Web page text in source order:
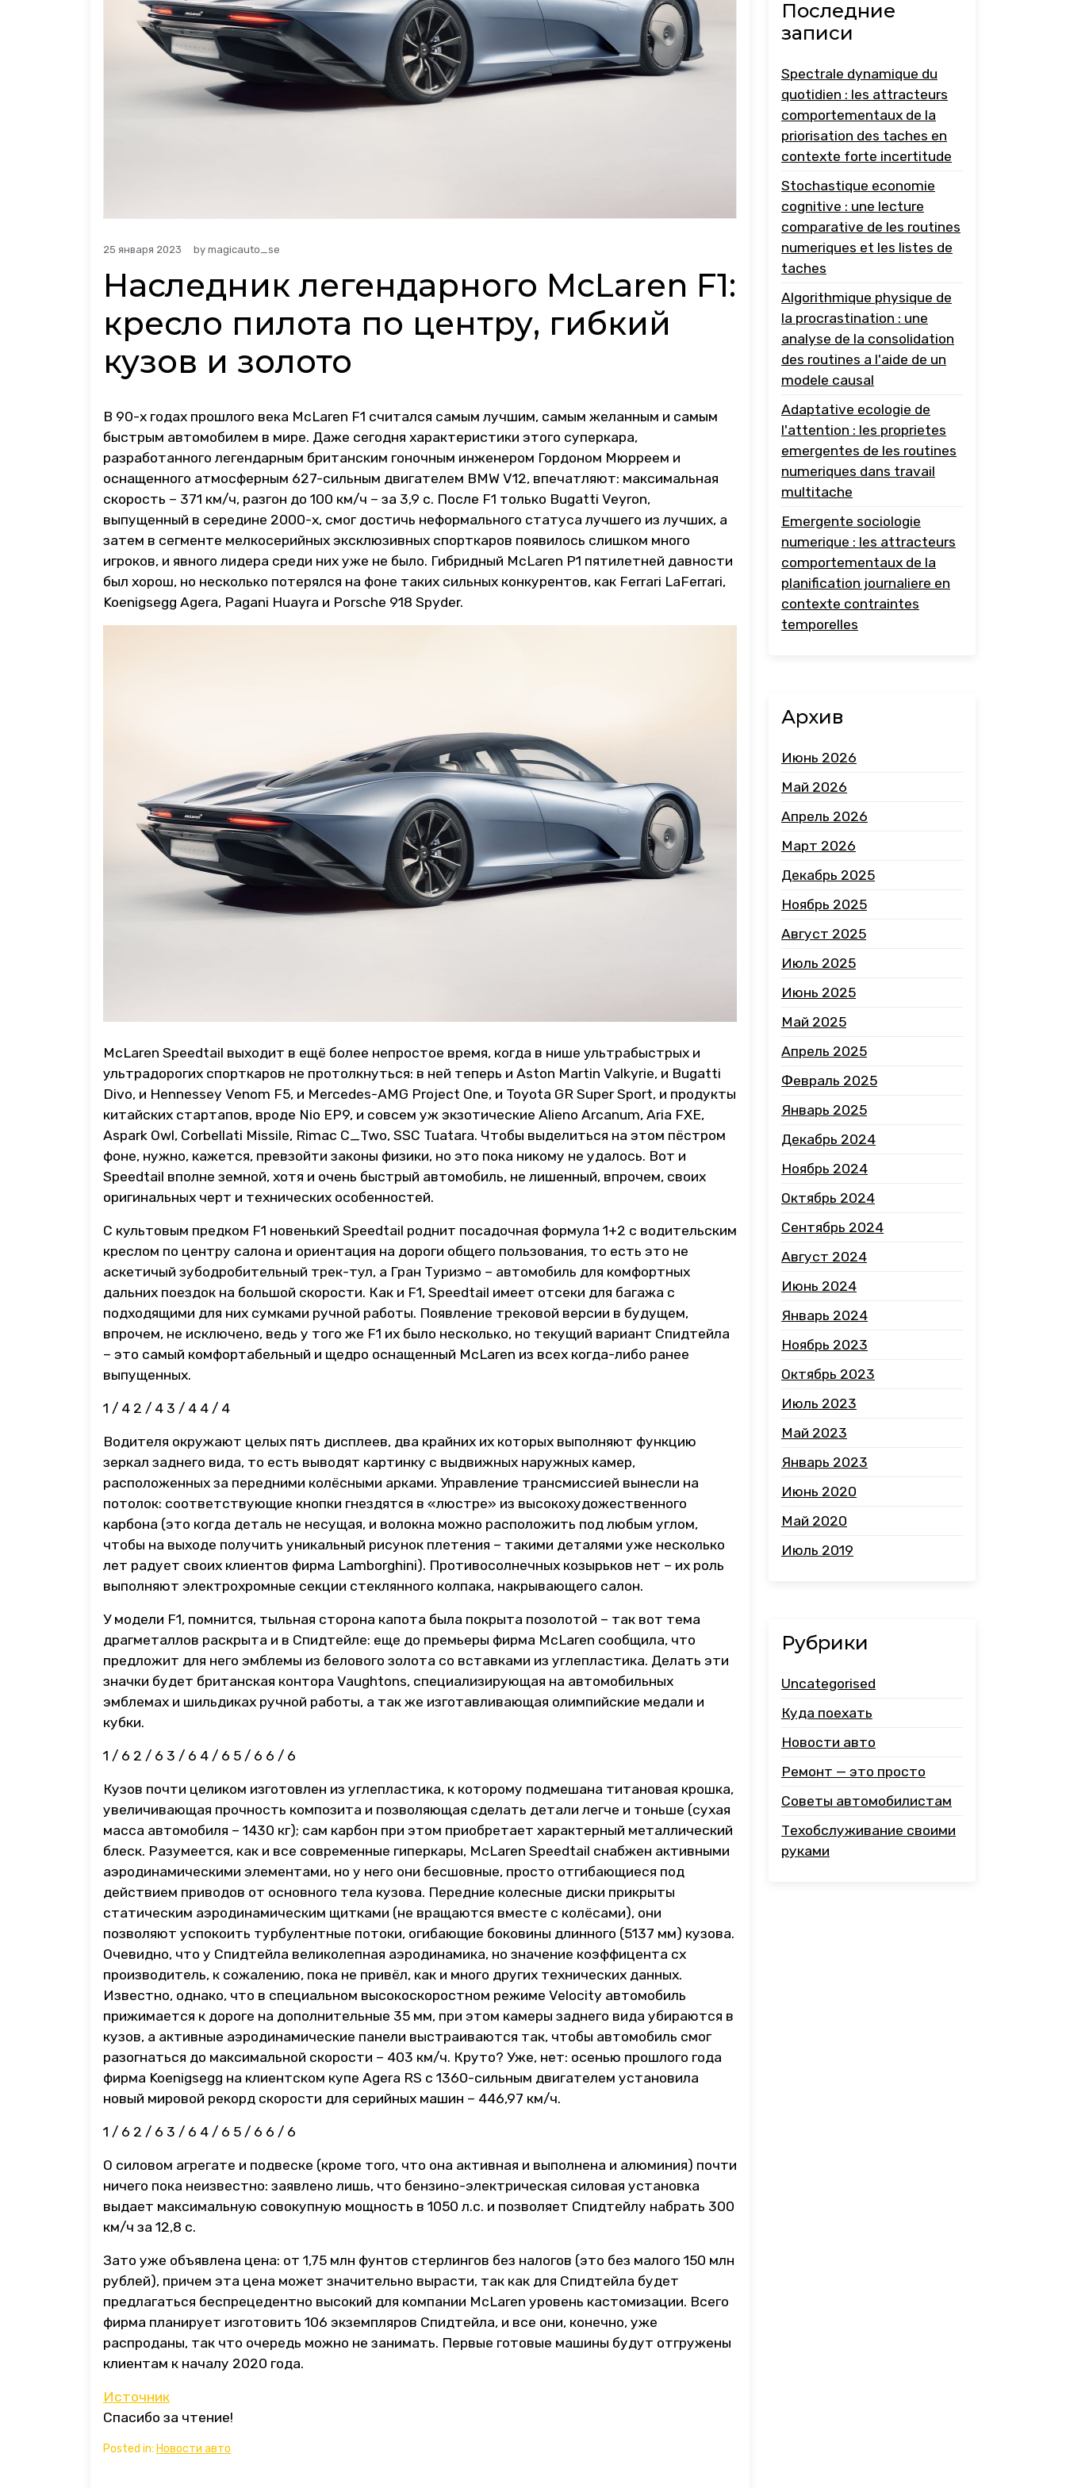
25 января 2023 by magicauto_se
Наследник легендарного McLaren F1:
кресло пилота по центру, гибкий
кузов и золото
В 90-х годах прошлого века McLaren F1 считался самым лучшим, самым желанным и самым
быстрым автомобилем в мире. Даже сегодня характеристики этого суперкара,
разработанного легендарным британским гоночным инженером Гордоном Мюрреем и
оснащенного атмосферным 627-сильным двигателем BMW V12, впечатляют: максимальная
скорость – 371 км/ч, разгон до 100 км/ч – за 3,9 с. После F1 только Bugatti Veyron,
выпущенный в середине 2000-х, смог достичь неформального статуса лучшего из лучших, а
затем в сегменте мелкосерийных эксклюзивных спорткаров появилось слишком много
игроков, и явного лидера среди них уже не было. Гибридный McLaren P1 пятилетней давности
был хорош, но несколько потерялся на фоне таких сильных конкурентов, как Ferrari LaFerrari,
Koenigsegg Agera, Pagani Huayra и Porsche 918 Spyder.
McLaren Speedtail выходит в ещё более непростое время, когда в нише ультрабыстрых и
ультрадорогих спорткаров не протолкнуться: в ней теперь и Aston Martin Valkyrie, и Bugatti
Divo, и Hennessey Venom F5, и Mercedes-AMG Project One, и Toyota GR Super Sport, и продукты
китайских стартапов, вроде Nio EP9, и совсем уж экзотические Alieno Arcanum, Aria FXE,
Aspark Owl, Corbellati Missile, Rimac C_Two, SSC Tuatara. Чтобы выделиться на этом пёстром
фоне, нужно, кажется, превзойти законы физики, но это пока никому не удалось. Вот и
Speedtail вполне земной, хотя и очень быстрый автомобиль, не лишенный, впрочем, своих
оригинальных черт и технических особенностей.
С культовым предком F1 новенький Speedtail роднит посадочная формула 1+2 с водительским
креслом по центру салона и ориентация на дороги общего пользования, то есть это не
аскетичый зубодробительный трек-тул, а Гран Туризмо – автомобиль для комфортных
дальних поездок на большой скорости. Как и F1, Speedtail имеет отсеки для багажа с
подходящими для них сумками ручной работы. Появление трековой версии в будущем,
впрочем, не исключено, ведь у того же F1 их было несколько, но текущий вариант Спидтейла
– это самый комфортабельный и щедро оснащенный McLaren из всех когда-либо ранее
выпущенных.
1 / 4 2 / 4 3 / 4 4 / 4
Водителя окружают целых пять дисплеев, два крайних их которых выполняют функцию
зеркал заднего вида, то есть выводят картинку с выдвижных наружных камер,
расположенных за передними колёсными арками. Управление трансмиссией вынесли на
потолок: соответствующие кнопки гнездятся в «люстре» из высокохудожественного
карбона (это когда деталь не несущая, и волокна можно расположить под любым углом,
чтобы на выходе получить уникальный рисунок плетения – такими деталями уже несколько
лет радует своих клиентов фирма Lamborghini). Противосолнечных козырьков нет – их роль
выполняют электрохромные секции стеклянного колпака, накрывающего салон.
У модели F1, помнится, тыльная сторона капота была покрыта позолотой – так вот тема
драгметаллов раскрыта и в Спидтейле: еще до премьеры фирма McLaren сообщила, что
предложит для него эмблемы из белового золота со вставками из углепластика. Делать эти
значки будет британская контора Vaughtons, специализирующая на автомобильных
эмблемах и шильдиках ручной работы, а так же изготавливающая олимпийские медали и
кубки.
1 / 6 2 / 6 3 / 6 4 / 6 5 / 6 6 / 6
Кузов почти целиком изготовлен из углепластика, к которому подмешана титановая крошка,
увеличивающая прочность композита и позволяющая сделать детали легче и тоньше (сухая
масса автомобиля – 1430 кг); сам карбон при этом приобретает характерный металлический
блеск. Разумеется, как и все современные гиперкары, McLaren Speedtail снабжен активными
аэродинамическими элементами, но у него они бесшовные, просто отгибающиеся под
действием приводов от основного тела кузова. Передние колесные диски прикрыты
статическим аэродинамическим щитками (не вращаются вместе с колёсами), они
позволяют успокоить турбулентные потоки, огибающие боковины длинного (5137 мм) кузова.
Очевидно, что у Спидтейла великолепная аэродинамика, но значение коэффицента сх
производитель, к сожалению, пока не привёл, как и много других технических данных.
Известно, однако, что в специальном высокоскоростном режиме Velocity автомобиль
прижимается к дороге на дополнительные 35 мм, при этом камеры заднего вида убираются в
кузов, а активные аэродинамические панели выстраиваются так, чтобы автомобиль смог
разогнаться до максимальной скорости – 403 км/ч. Круто? Уже, нет: осенью прошлого года
фирма Koenigsegg на клиентском купе Agera RS с 1360-сильным двигателем установила
новый мировой рекорд скорости для серийных машин – 446,97 км/ч.
1 / 6 2 / 6 3 / 6 4 / 6 5 / 6 6 / 6
О силовом агрегате и подвеске (кроме того, что она активная и выполнена и алюминия) почти
ничего пока неизвестно: заявлено лишь, что бензино-электрическая силовая установка
выдает максимальную совокупную мощность в 1050 л.с. и позволяет Спидтейлу набрать 300
км/ч за 12,8 с.
Зато уже объявлена цена: от 1,75 млн фунтов стерлингов без налогов (это без малого 150 млн
рублей), причем эта цена может значительно вырасти, так как для Спидтейла будет
предлагаться беспрецедентно высокий для компании McLaren уровень кастомизации. Всего
фирма планирует изготовить 106 экземпляров Спидтейла, и все они, конечно, уже
распроданы, так что очередь можно не занимать. Первые готовые машины будут отгружены
клиентам к началу 2020 года.
Источник
Спасибо за чтение!
Posted in: Новости авто
Последние
записи
Spectrale dynamique du
quotidien : les attracteurs
comportementaux de la
priorisation des taches en
contexte forte incertitude
Stochastique economie
cognitive : une lecture
comparative de les routines
numeriques et les listes de
taches
Algorithmique physique de
la procrastination : une
analyse de la consolidation
des routines a l'aide de un
modele causal
Adaptative ecologie de
l'attention : les proprietes
emergentes de les routines
numeriques dans travail
multitache
Emergente sociologie
numerique : les attracteurs
comportementaux de la
planification journaliere en
contexte contraintes
temporelles
Архив
Июнь 2026
Май 2026
Апрель 2026
Март 2026
Декабрь 2025
Ноябрь 2025
Август 2025
Июль 2025
Июнь 2025
Май 2025
Апрель 2025
Февраль 2025
Январь 2025
Декабрь 2024
Ноябрь 2024
Октябрь 2024
Сентябрь 2024
Август 2024
Июнь 2024
Январь 2024
Ноябрь 2023
Октябрь 2023
Июль 2023
Май 2023
Январь 2023
Июнь 2020
Май 2020
Июль 2019
Рубрики
Uncategorised
Куда поехать
Новости авто
Ремонт — это просто
Советы автомобилистам
Техобслуживание своими
руками